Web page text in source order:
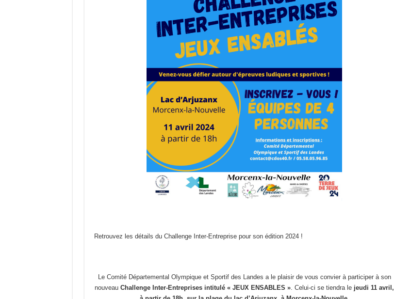
Retrouvez les détails du Challenge Inter-Entreprise pour son édition 2024 !
Le Comité Départemental Olympique et Sportif des Landes a le plaisir de vous convier à participer à son
nouveau Challenge Inter-Entreprises intitulé « JEUX ENSABLES » . Celui-ci se tiendra le jeudi 11 avril,